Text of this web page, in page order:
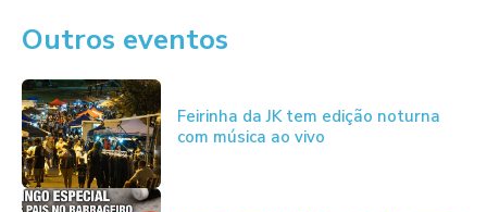
Outros eventos
Feirinha da JK tem edição noturna
com música ao vivo